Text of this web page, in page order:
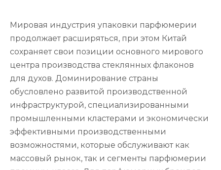
Мировая индустрия упаковки парфюмерии
продолжает расширяться, при этом Китай
сохраняет свои позиции основного мирового
центра производства стеклянных флаконов
для духов. Доминирование страны
обусловлено развитой производственной
инфраструктурой, специализированными
промышленными кластерами и экономически
эффективными производственными
возможностями, которые обслуживают как
массовый рынок, так и сегменты парфюмерии